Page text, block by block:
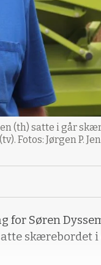
(th) satte i går
Fotos: Jørgen P.
for Søren
skærebordet